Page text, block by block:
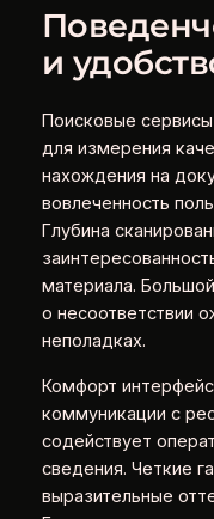
и
Поисковые
для измерения
нахождения на
вовлеченность
Глубина
материала.
о несоответствии
неполадках.
Комфорт
коммуникации с
содействует
сведения. Четкие
выразительные